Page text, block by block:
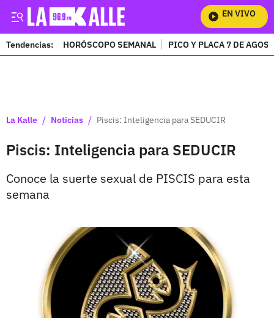
EN VIVO
Tendencias: HORÓSCOPO SEMANAL PICO Y PLACA 7 DE
La Kalle / Noticias / Piscis: Inteligencia para SEDUCIR
Piscis: Inteligencia para SEDUCIR
Conoce la suerte sexual de PISCIS para esta
semana